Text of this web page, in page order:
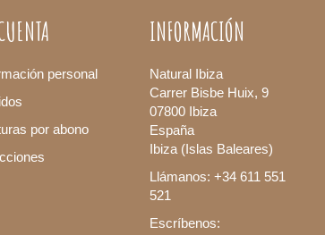
personal
por abono
INFORMACIÓN
Natural Ibiza
Carrer Bisbe Huix, 9
07800 Ibiza
España
Ibiza (Islas Baleares)
Llámanos: +34 611 551
521
Escríbenos: